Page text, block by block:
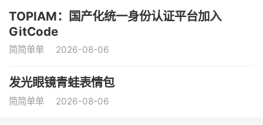
TOPIAM：国产化统一身份认证平台加入
GitCode
简简单单 2026-08-06
发光眼镜青蛙表情包
简简单单 2026-08-06